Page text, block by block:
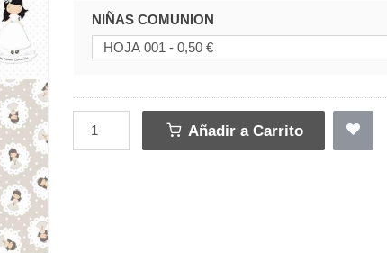
NIÑAS COMUNION
Añadir a Carrito